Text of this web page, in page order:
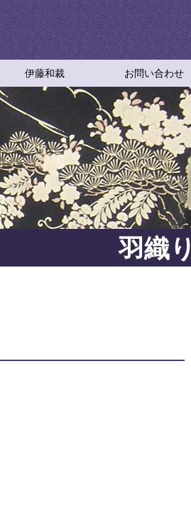
伊藤和裁
伊藤和裁
アクセスマップ
特定商取引法に基づく表記
和裁教室
伊藤和裁の成り立ちと想い
お問い合わせ
羽織り